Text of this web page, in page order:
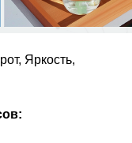
Яркость,